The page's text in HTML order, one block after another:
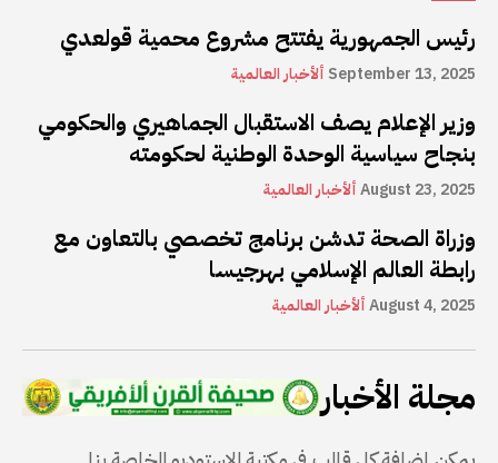
رئيس الجمهورية يفتتح مشروع محمية قولعدي
ألأخبار العالمية September 13, 2025
وزير الإعلام يصف الاستقبال الجماهيري والحكومي
بنجاح سياسية الوحدة الوطنية لحكومته
ألأخبار العالميةAugust 23, 2025
وزراة الصحة تدشن برنامج تخصصي بالتعاون مع
رابطة العالم الإسلامي بهرجيسا
ألأخبار العالميةAugust 4, 2025
مجلة الأخبار